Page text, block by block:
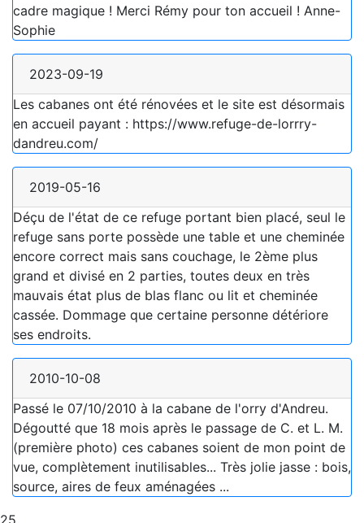
cadre magique ! Merci Rémy pour ton accueil ! Anne-
Sophie
2023-09-19
Les cabanes ont été rénovées et le site est désormais
en accueil payant : https://www.refuge-de-lorrry-
dandreu.com/
2019-05-16
Déçu de l'état de ce refuge portant bien placé, seul le
refuge sans porte possède une table et une cheminée
encore correct mais sans couchage, le 2ème plus
grand et divisé en 2 parties, toutes deux en très
mauvais état plus de blas flanc ou lit et cheminée
cassée. Dommage que certaine personne détériore
ses endroits.
2010-10-08
Passé le 07/10/2010 à la cabane de l'orry d'Andreu.
Dégoutté que 18 mois après le passage de C. et L. M.
(première photo) ces cabanes soient de mon point de
vue, complètement inutilisables... Très jolie jasse : bois,
source, aires de feux aménagées ...
25